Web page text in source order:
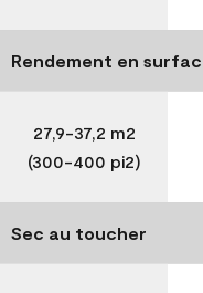
Rendement en
27,9-37,2 m2
(300-400 pi2)
Sec au toucher